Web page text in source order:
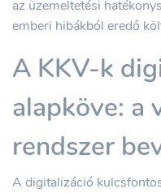
az üzemeltetési
emberi hibákból eredő
A KKV-k
alapköve: a
rendszer
A digitalizáció